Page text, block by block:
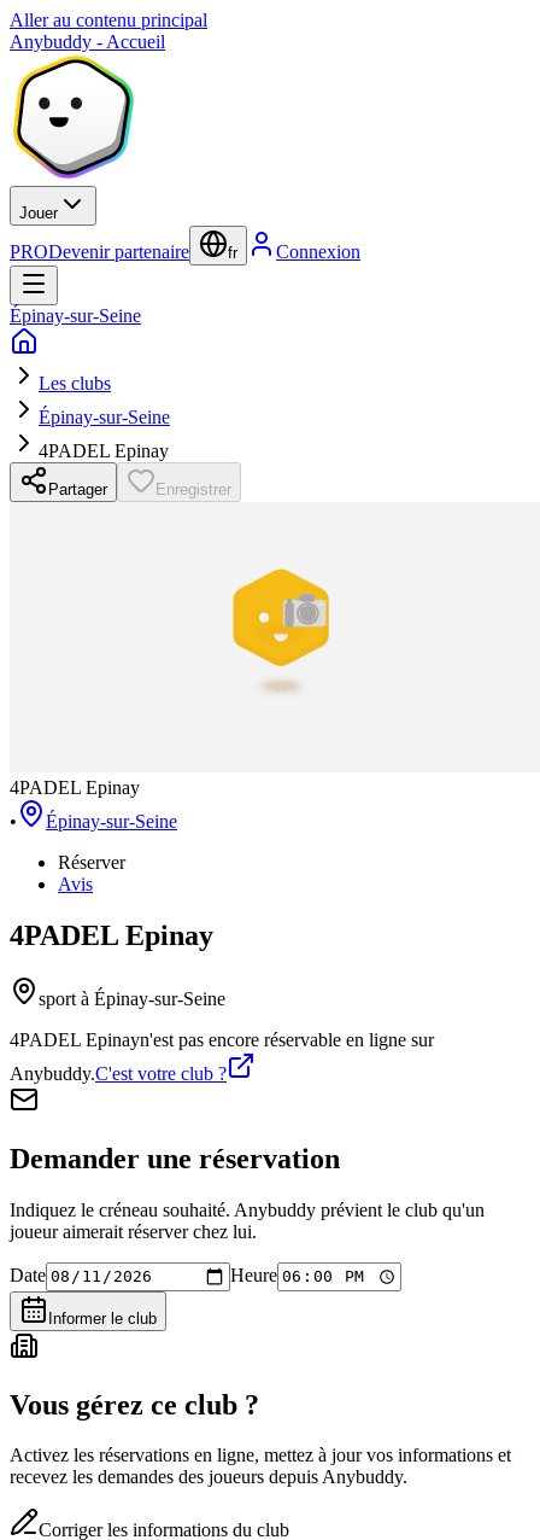
Aller au contenu principal
Anybuddy - Accueil
Jouer
PRODevenir partenaire fr Connexion
Épinay-sur-Seine
Les clubs
Épinay-sur-Seine
4PADEL Epinay
Partager Enregistrer
4PADEL Epinay
•
Épinay-sur-Seine
Réserver
Avis
4PADEL Epinay
sport à Épinay-sur-Seine
4PADEL Epinayn'est pas encore réservable en ligne sur
Anybuddy.C'est votre club ?
Demander une réservation
Indiquez le créneau souhaité. Anybuddy prévient le club qu'un
joueur aimerait réserver chez lui.
Date Heure
Informer le club
Vous gérez ce club ?
Activez les réservations en ligne, mettez à jour vos informations et
recevez les demandes des joueurs depuis Anybuddy.
Corriger les informations du club